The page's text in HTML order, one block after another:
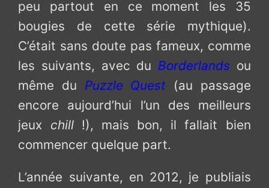
peu partout en ce moment les 35
bougies de cette série mythique).
C’était sans doute pas fameux, comme
les suivants, avec du Borderlands ou
même du Puzzle Quest (au passage
encore aujourd’hui l’un des meilleurs
jeux chill!), mais bon, il fallait bien
commencer quelque part.
L’année suivante, en 2012, je publiais